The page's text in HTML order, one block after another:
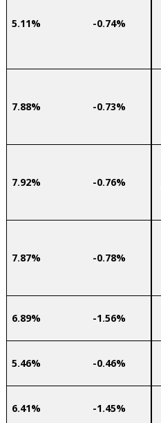
-0.74%
5.11%
-0.73%
7.88%
-0.76%
7.92%
-0.78%
7.87%
-1.56%
6.89%
-0.46%
5.46%
-1.45%
6.41%